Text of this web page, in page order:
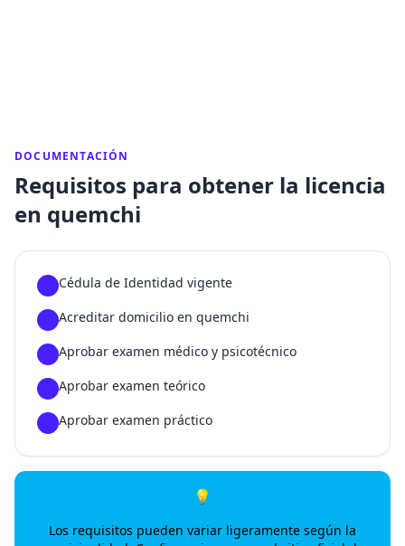
DOCUMENTACIÓN
Requisitos para obtener la licencia
en quemchi
Cédula de Identidad vigente
Acreditar domicilio en quemchi
Aprobar examen médico y psicotécnico
Aprobar examen teórico
Aprobar examen práctico
💡
Los requisitos pueden variar ligeramente según la